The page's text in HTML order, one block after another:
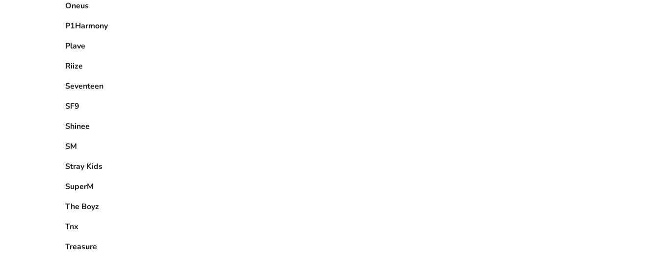
Oneus
P1Harmony
Plave
Riize
Seventeen
SF9
Shinee
SM
Stray Kids
SuperM
The Boyz
Tnx
Treasure